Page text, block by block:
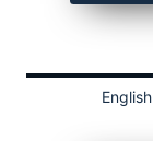
English